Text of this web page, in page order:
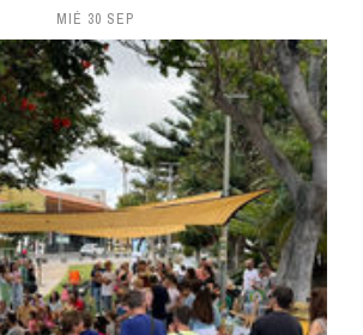
MIÉ 30 SEP